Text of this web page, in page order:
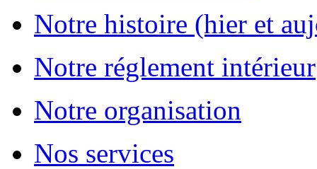
Notre histoire (hier et
Notre réglement intérieur
Notre organisation
Nos services